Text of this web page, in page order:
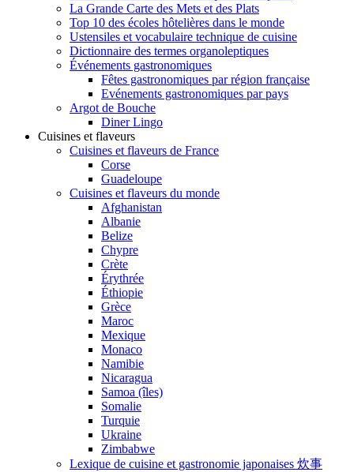
La Grande Carte des Mets et des Plats
Top 10 des écoles hôtelières dans le monde
Ustensiles et vocabulaire technique de cuisine
Dictionnaire des termes organoleptiques
Événements gastronomiques
Fêtes gastronomiques par région française
Evénements gastronomiques par pays
Argot de Bouche
Diner Lingo
Cuisines et flaveurs
Cuisines et flaveurs de France
Corse
Guadeloupe
Cuisines et flaveurs du monde
Afghanistan
Albanie
Belize
Chypre
Crète
Érythrée
Éthiopie
Grèce
Maroc
Mexique
Monaco
Namibie
Nicaragua
Samoa (îles)
Somalie
Turquie
Ukraine
Zimbabwe
Lexique de cuisine et gastronomie japonaises 炊事